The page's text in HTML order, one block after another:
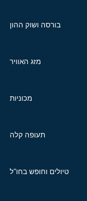
בורסה ושוק ההון
מזג האוויר
מכוניות
תעופה קלה
טיולים וחופש בחו"ל